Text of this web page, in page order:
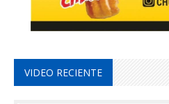
VIDEO RECIENTE